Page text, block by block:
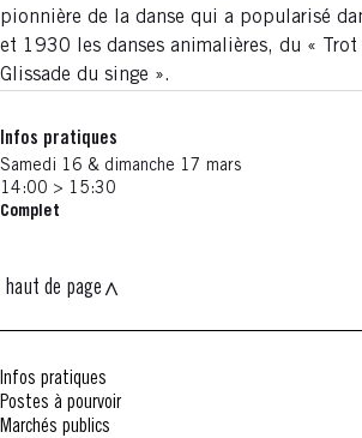
pionnière de la danse qui a popularisé
et 1930 les danses animalières, du «
Glissade du singe ».
Infos pratiques
Samedi 16 & dimanche 17 mars
14:00 > 15:30
Complet
haut de page
Infos pratiques
Postes à pourvoir
Marchés publics